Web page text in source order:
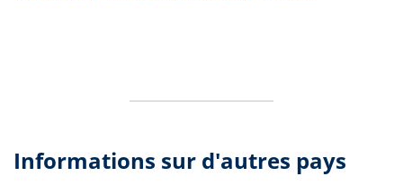
Informations sur d'autres pays